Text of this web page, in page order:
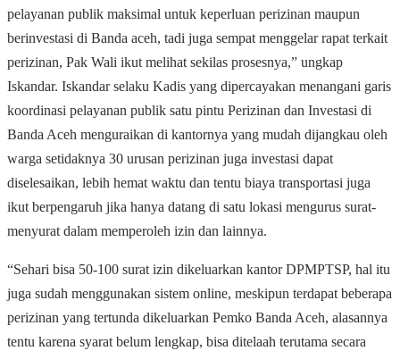
pelayanan publik maksimal untuk keperluan perizinan maupun
berinvestasi di Banda aceh, tadi juga sempat menggelar rapat terkait
perizinan, Pak Wali ikut melihat sekilas prosesnya,” ungkap
Iskandar. Iskandar selaku Kadis yang dipercayakan menangani garis
koordinasi pelayanan publik satu pintu Perizinan dan Investasi di
Banda Aceh menguraikan di kantornya yang mudah dijangkau oleh
warga setidaknya 30 urusan perizinan juga investasi dapat
diselesaikan, lebih hemat waktu dan tentu biaya transportasi juga
ikut berpengaruh jika hanya datang di satu lokasi mengurus surat-
menyurat dalam memperoleh izin dan lainnya.
“Sehari bisa 50-100 surat izin dikeluarkan kantor DPMPTSP, hal itu
juga sudah menggunakan sistem online, meskipun terdapat beberapa
perizinan yang tertunda dikeluarkan Pemko Banda Aceh, alasannya
tentu karena syarat belum lengkap, bisa ditelaah terutama secara